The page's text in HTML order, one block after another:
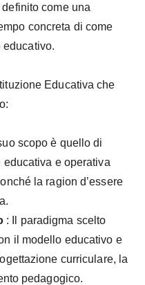
come una
concreta di come
educativo.
Educativa che
scopo è quello di
educativa e operativa
la ragion d’essere
: Il paradigma scelto
il modello educativo e
curriculare, la
pedagogico.